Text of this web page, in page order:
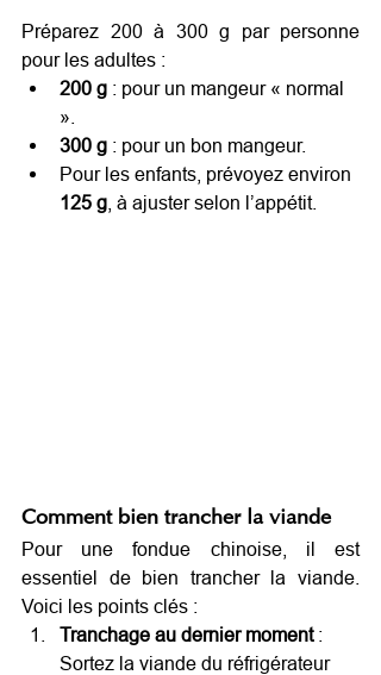
Préparez 200 à 300 g par personne
pour les adultes :
200 g : pour un mangeur « normal
».
300 g : pour un bon mangeur.
Pour les enfants, prévoyez environ
125 g , à ajuster selon l’appétit.
Comment bien trancher la viande
Pour une fondue chinoise, il est
essentiel de bien trancher la viande.
Voici les points clés :
Tranchage au dernier moment :
Sortez la viande du réfrigérateur